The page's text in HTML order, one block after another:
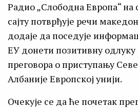
Радио „Слободна Европа“ на
сајту потврђује речи
додаје да поседује
ЕУ донети позитивну одлуку
преговора о приступању
Албаније Европској унији.
Очекује се да ће почетак